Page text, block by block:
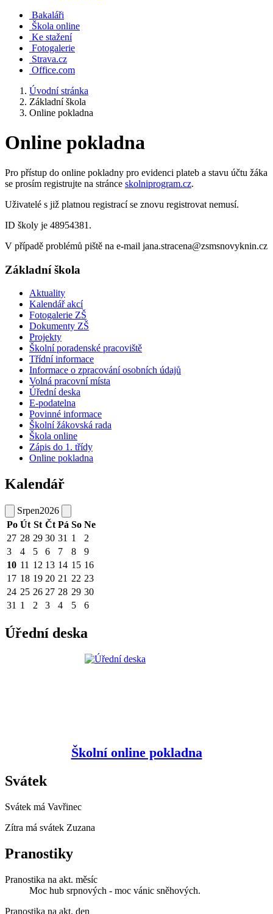
Bakaláři
Škola online
Ke stažení
Fotogalerie
Strava.cz
Office.com
Úvodní stránka
Základní škola
Online pokladna
Online pokladna
Pro přístup do online pokladny pro evidenci plateb a stavu účtu žáka
se prosím registrujte na stránce skolniprogram.cz.
Uživatelé s již platnou registrací se znovu registrovat nemusí.
ID školy je 48954381.
V případě problémů piště na e-mail jana.stracena@zsmsnovyknin.cz
Základní škola
Aktuality
Kalendář akcí
Fotogalerie ZŠ
Dokumenty ZŠ
Projekty
Školní poradenské pracoviště
Třídní informace
Informace o zpracování osobních údajů
Volná pracovní místa
Úřední deska
E-podatelna
Povinné informace
Školní žákovská rada
Škola online
Zápis do 1. třídy
Online pokladna
Kalendář
Srpen2026
Po Út St Čt Pá So Ne
27 28 29 30 31 1
2
3
4 5 6 7 8
9
10 11 12 13 14 15 16
17 18 19 20 21 22 23
24 25 26 27 28 29 30
31 1 2 3 4 5 6
Úřední deska
Školní online pokladna
Svátek
Svátek má Vavřinec
Zítra má svátek Zuzana
Pranostiky
Pranostika na akt. měsíc
Moc hub srpnových - moc vánic sněhových.
Pranostika na akt. den